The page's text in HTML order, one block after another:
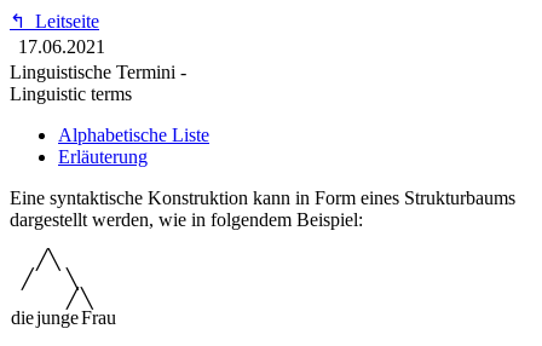
↰
Leitseite
17.06.2021
Linguistische Termini -
Linguistic terms
Alphabetische Liste
Erläuterung
Eine syntaktische Konstruktion kann in Form eines Strukturbaums
dargestellt werden, wie in folgendem Beispiel:
╱╲
╱
╲
╱ ╲
diejungeFrau